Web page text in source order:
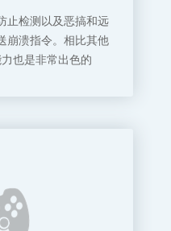
止检测以及恶搞和远
崩溃指令。相比其他
也是非常出色的